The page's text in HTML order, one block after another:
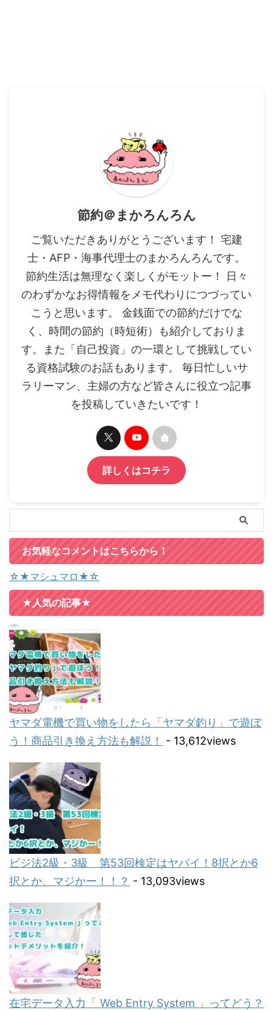
節約＠まかろんろん
ご覧いただきありがとうございます！ 宅建
士・AFP・海事代理士のまかろんろんです。
節約生活は無理なく楽しくがモットー！ 日々
のわずかなお得情報をメモ代わりにつづってい
こうと思います。 金銭面での節約だけでな
く、時間の節約（時短術）も紹介しておりま
す。また「自己投資」の一環として挑戦してい
る資格試験のお話もあります。 毎日忙しいサ
ラリーマン、主婦の方など皆さんに役立つ記事
を投稿していきたいです！
詳しくはコチラ
お気軽なコメントはこちらから！
☆★マシュマロ★☆
★人気の記事★
ヤマダ電機で買い物をしたら「ヤマダ釣り」で遊ぼ
う！商品引き換え方法も解説！
- 13,612views
ビジ法2級・3級 第53回検定はヤバイ！8択とか6
択とか、マジかー！！？ - 13,093views
在宅データ入力「 Web Entry System 」ってどう？